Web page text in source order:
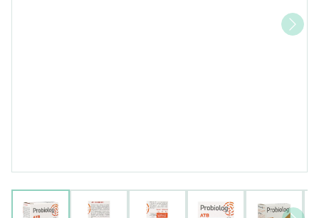
View larger imageView larger imageView larger imageView larger image